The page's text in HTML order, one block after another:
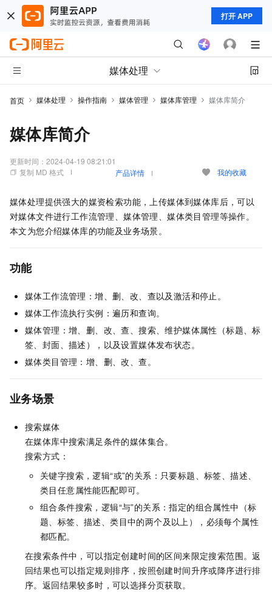
打开 APP
媒体处理
首页 媒体处理 操作指南 媒体管理 媒体库管理 媒体库简介
媒体库简介
更新时间： 2024-04-19 08:21:01
复制 MD 格式
产品详情 我的收藏
媒体处理提供强大的媒资检索功能，上传媒体到媒体库后，可以
对媒体文件进行工作流管理、媒体管理、媒体类目管理等操作。
本文为您介绍媒体库的功能及业务场景。
功能
媒体工作流管理：增、删、改、查以及激活和停止。
媒体工作流执行实例：遍历和查询。
媒体管理：增、删、改、查、搜索、维护媒体属性（标题、标
签、封面、描述），以及设置媒体发布状态。
媒体类目管理：增、删、改、查。
业务场景
搜索媒体
在媒体库中搜索满足条件的媒体集合。
搜索方式：
关键字搜索，逻辑“或”的关系：只要标题、标签、描述、
类目任意属性能匹配即可。
组合条件搜索，逻辑“与”的关系：指定的组合属性中（标
题、标签、描述、类目中的两个及以上），必须每个属性
都匹配。
在搜索条件中，可以指定创建时间的区间来限定搜索范围。返
回结果也可以指定规则排序，按照创建时间升序或降序进行排
序。返回结果较多时，可以选择分页获取。